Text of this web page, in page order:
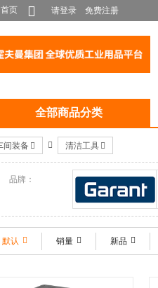
首页 请登录 免费注册
全部商品分类
间装备 清洁工具
品牌：
GARANT
默认
销量 新品